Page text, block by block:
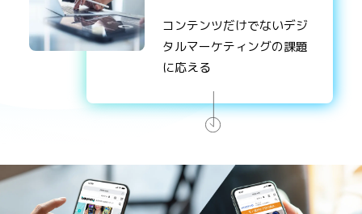
コンテンツだけでないデジ
タルマーケティングの課題
に応える